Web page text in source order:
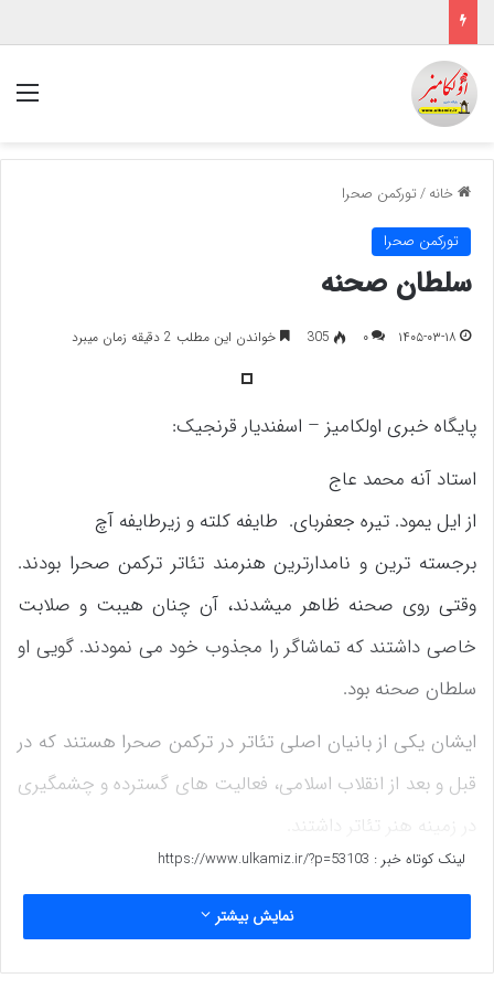
خانه/تورکمن صحرا
تورکمن صحرا
سلطان صحنه
۱۴۰۵-۰۳-۱۸ ۰ 305 خواندن این مطلب 2 دقیقه زمان میبرد
پایگاه خبری اولکامیز – اسفندیار قرنجیک:
استاد آنه محمد عاج
از ایل یمود. تیره جعفربای. طایفه کلته و زیرطایفه آچ
برجسته ترین و نامدارترین هنرمند تئاتر ترکمن صحرا بودند.
وقتی روی صحنه ظاهر میشدند، آن چنان هیبت و صلابت
خاصی داشتند که تماشاگر را مجذوب خود می نمودند. گویی او
سلطان صحنه بود.
ایشان یکی از بانیان اصلی تئاتر در ترکمن صحرا هستند که در
قبل و بعد از انقلاب اسلامی، فعالیت های گسترده و چشمگیری
در زمینه هنر تئاتر داشتند.
با اجرای نمایش هایی همچون [سنّت]_ [آتلان اوغلان].[اورال] و
[قره چویین] در قبل از انقلاب اسلامی و نمایش های [ساقچی]
لینک کوتاه خبر : https://www.ulkamiz.ir/?p=53103
نمایش بیشتر